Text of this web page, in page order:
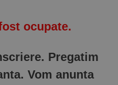
ocupate.
Pregatim
Vom anunta